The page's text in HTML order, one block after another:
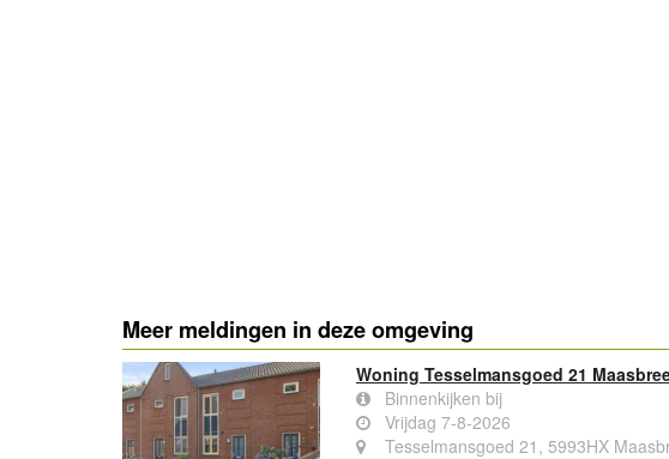
Meer meldingen in deze omgeving
Woning Tesselmansgoed 21
Binnenkijken bij
Vrijdag 7-8-2026
Tesselmansgoed 21, 5993HX